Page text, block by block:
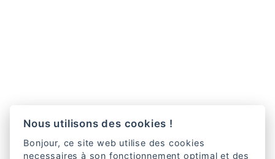
Nous utilisons des cookies !
Bonjour, ce site web utilise des cookies
necessaires à son fonctionnement optimal et des